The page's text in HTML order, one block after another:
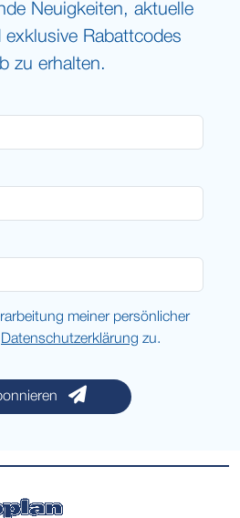
Neuigkeiten, aktuelle
Rabattcodes
zu erhalten.
meiner persönlicher
Datenschutzerklärung zu.